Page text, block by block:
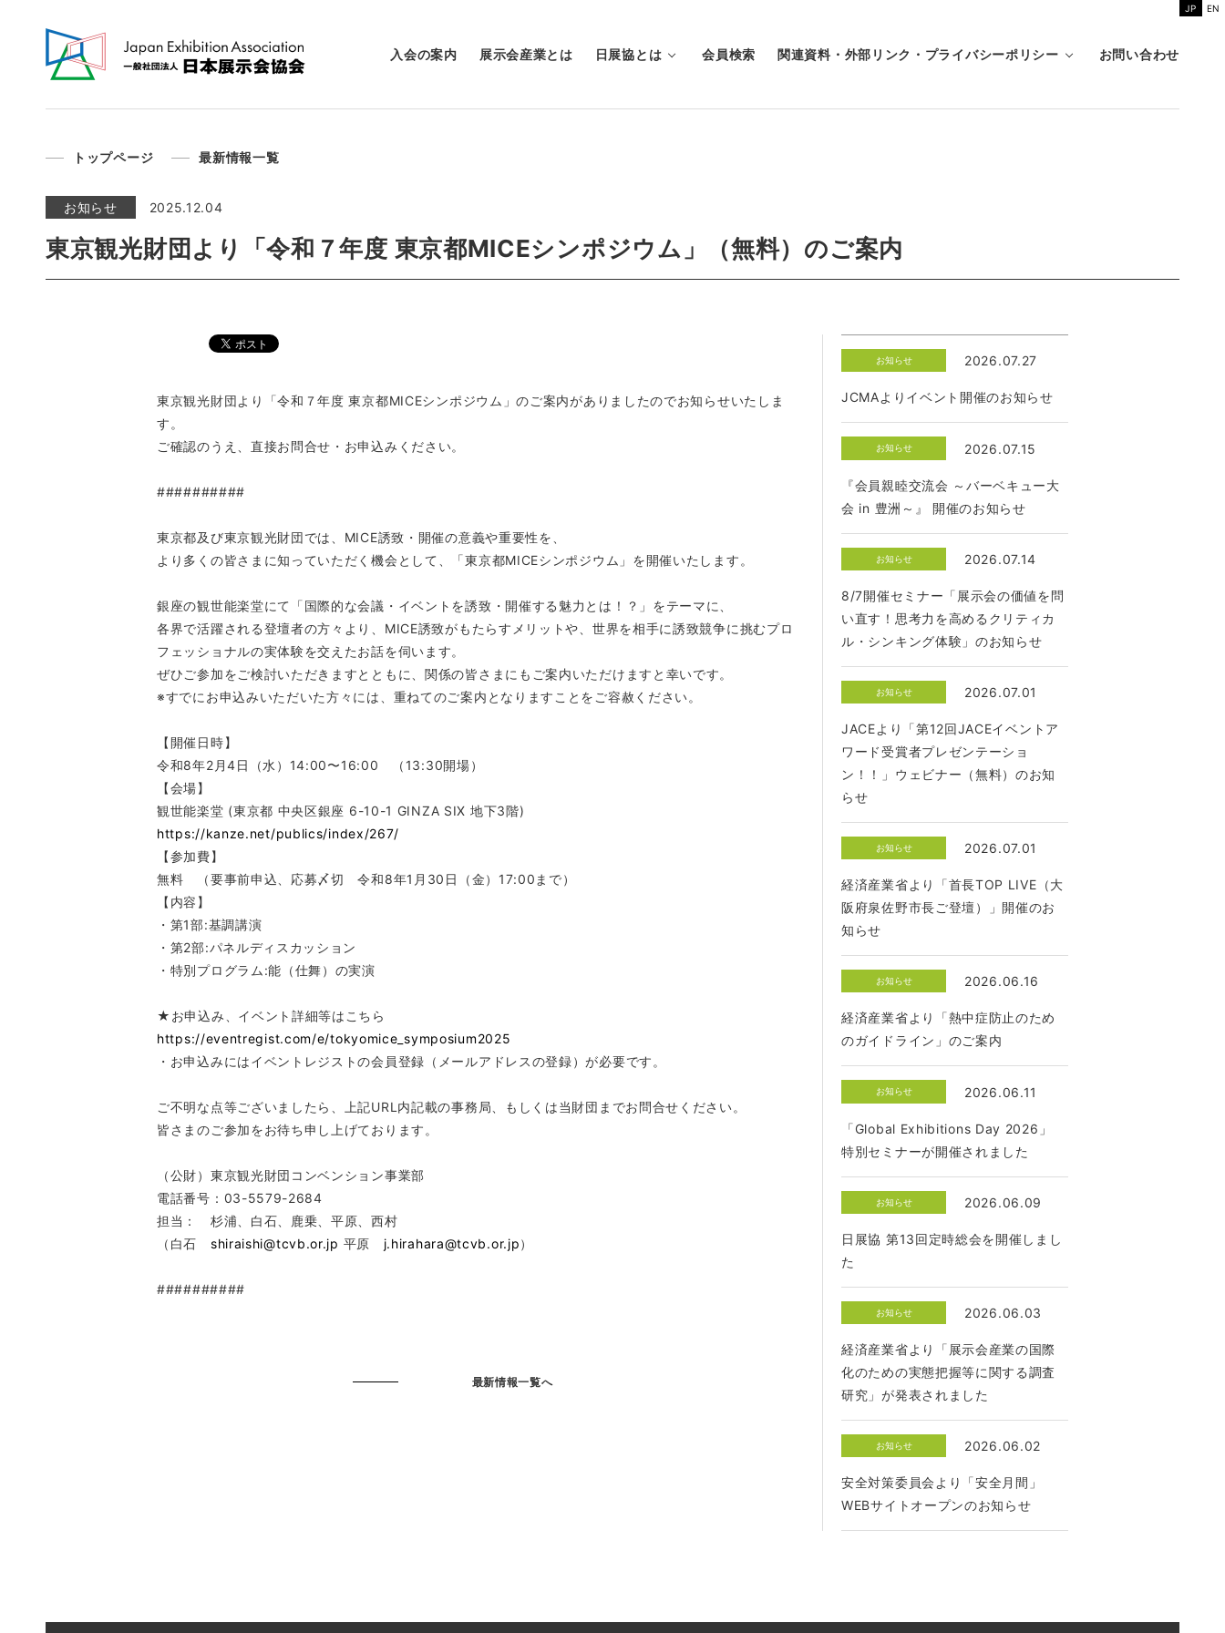
入会の案内 展示会産業とは 日展協とは 会員検索 関連資料・外部リンク・プライバシーポリシー お問い合わせ
JP EN
トップページ 最新情報一覧
お知らせ 2025.12.04
東京観光財団より「令和７年度 東京都MICEシンポジウム」（無料）のご案内
東京観光財団より「令和７年度 東京都MICEシンポジウム」のご案内がありましたのでお知らせいたしま
す。
ご確認のうえ、直接お問合せ・お申込みください。
##########
東京都及び東京観光財団では、MICE誘致・開催の意義や重要性を、
より多くの皆さまに知っていただく機会として、「東京都MICEシンポジウム」を開催いたします。
銀座の観世能楽堂にて「国際的な会議・イベントを誘致・開催する魅力とは！？」をテーマに、
各界で活躍される登壇者の方々より、MICE誘致がもたらすメリットや、世界を相手に誘致競争に挑むプロ
フェッショナルの実体験を交えたお話を伺います。
ぜひご参加をご検討いただきますとともに、関係の皆さまにもご案内いただけますと幸いです。
※すでにお申込みいただいた方々には、重ねてのご案内となりますことをご容赦ください。
【開催日時】
令和8年2月4日（水）14:00〜16:00 （13:30開場）
【会場】
観世能楽堂 (東京都 中央区銀座 6-10-1 GINZA SIX 地下3階)
https://kanze.net/publics/index/267/
【参加費】
無料 （要事前申込、応募〆切 令和8年1月30日（金）17:00まで）
【内容】
・第1部:基調講演
・第2部:パネルディスカッション
・特別プログラム:能（仕舞）の実演
★お申込み、イベント詳細等はこちら
https://eventregist.com/e/tokyomice_symposium2025
・お申込みにはイベントレジストの会員登録（メールアドレスの登録）が必要です。
ご不明な点等ございましたら、上記URL内記載の事務局、もしくは当財団までお問合せください。
皆さまのご参加をお待ち申し上げております。
（公財）東京観光財団コンベンション事業部
電話番号：03-5579-2684
担当： 杉浦、白石、鹿乗、平原、西村
（白石 shiraishi@tcvb.or.jp 平原 j.hirahara@tcvb.or.jp）
##########
最新情報一覧へ
お知らせ 2026.07.27
JCMAよりイベント開催のお知らせ
お知らせ 2026.07.15
『会員親睦交流会 ～バーベキュー大
会 in 豊洲～』 開催のお知らせ
お知らせ 2026.07.14
8/7開催セミナー「展示会の価値を問
い直す！思考力を高めるクリティカ
ル・シンキング体験」のお知らせ
お知らせ 2026.07.01
JACEより「第12回JACEイベントア
ワード受賞者プレゼンテーショ
ン！！」ウェビナー（無料）のお知
らせ
お知らせ 2026.07.01
経済産業省より「首長TOP LIVE（大
阪府泉佐野市長ご登壇）」開催のお
知らせ
お知らせ 2026.06.16
経済産業省より「熱中症防止のため
のガイドライン」のご案内
お知らせ 2026.06.11
「Global Exhibitions Day 2026」
特別セミナーが開催されました
お知らせ 2026.06.09
日展協 第13回定時総会を開催しまし
た
お知らせ 2026.06.03
経済産業省より「展示会産業の国際
化のための実態把握等に関する調査
研究」が発表されました
お知らせ 2026.06.02
安全対策委員会より「安全月間」
WEBサイトオープンのお知らせ